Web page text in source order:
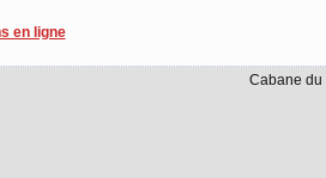
en ligne
Cabane du